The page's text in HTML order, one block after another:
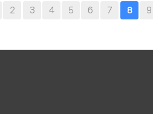
2 3 4 5 6 7 8 9